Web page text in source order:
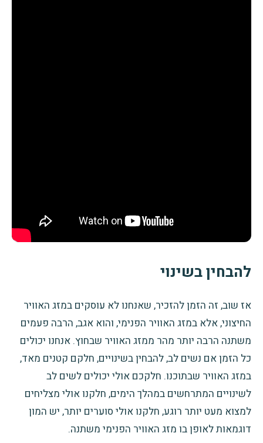
להבחין בשינוי
אז שוב, זה הזמן להזכיר, שאנחנו לא עוסקים במזג האוויר
החיצוני, אלא במזג האוויר הפנימי, והוא אגב, הרבה פעמים
משתנה הרבה יותר מהר ממזג האוויר שבחוץ. אנחנו יכולים
כל הזמן אם נשים לב, להבחין בשינויים, חלקם קטנים מאד,
במזג האוויר שבתוכנו. חלקכם אולי יכולים לשים לב
לשינויים המתרחשים במהלך הימים, חלקנו אולי מצליחים
למצוא מעט יותר רוגע, חלקנו אולי סוערים יותר, יש המון
דוגמאות לאופן בו מזג האוויר הפנימי משתנה.